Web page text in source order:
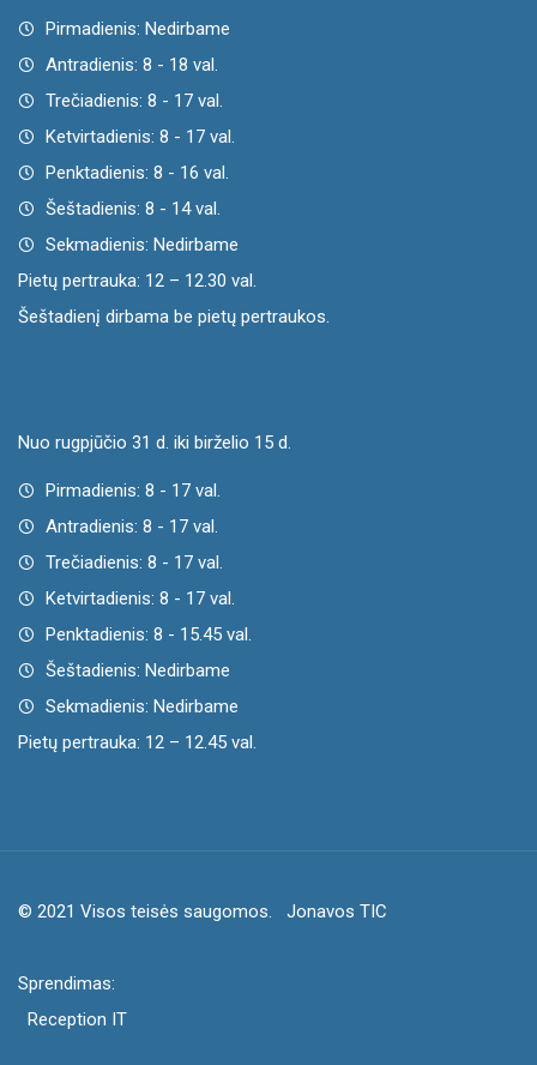
Pirmadienis: Nedirbame
Antradienis: 8 - 18 val.
Trečiadienis: 8 - 17 val.
Ketvirtadienis: 8 - 17 val.
Penktadienis: 8 - 16 val.
Šeštadienis: 8 - 14 val.
Sekmadienis: Nedirbame
Pietų pertrauka: 12 – 12.30 val.
Šeštadienį dirbama be pietų pertraukos.
Nuo rugpjūčio 31 d. iki birželio 15 d.
Pirmadienis: 8 - 17 val.
Antradienis: 8 - 17 val.
Trečiadienis: 8 - 17 val.
Ketvirtadienis: 8 - 17 val.
Penktadienis: 8 - 15.45 val.
Šeštadienis: Nedirbame
Sekmadienis: Nedirbame
Pietų pertrauka: 12 – 12.45 val.
© 2021 Visos teisės saugomos. Jonavos TIC
Sprendimas:
Reception IT